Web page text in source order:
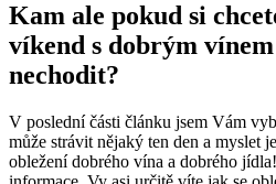
Kam ale pokud si
víkend s dobrým
nechodit?
V poslední části článku jsem Vám
může strávit nějaký ten den a myslet
obležení dobrého vína a dobrého